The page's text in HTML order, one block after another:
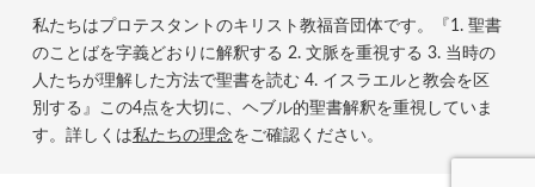
私たちはプロテスタントのキリスト教福音団体です。『1. 聖書
のことばを字義どおりに解釈する 2. 文脈を重視する 3. 当時の
人たちが理解した方法で聖書を読む 4. イスラエルと教会を区
別する』この4点を大切に、ヘブル的聖書解釈を重視していま
す。詳しくは私たちの理念をご確認ください。